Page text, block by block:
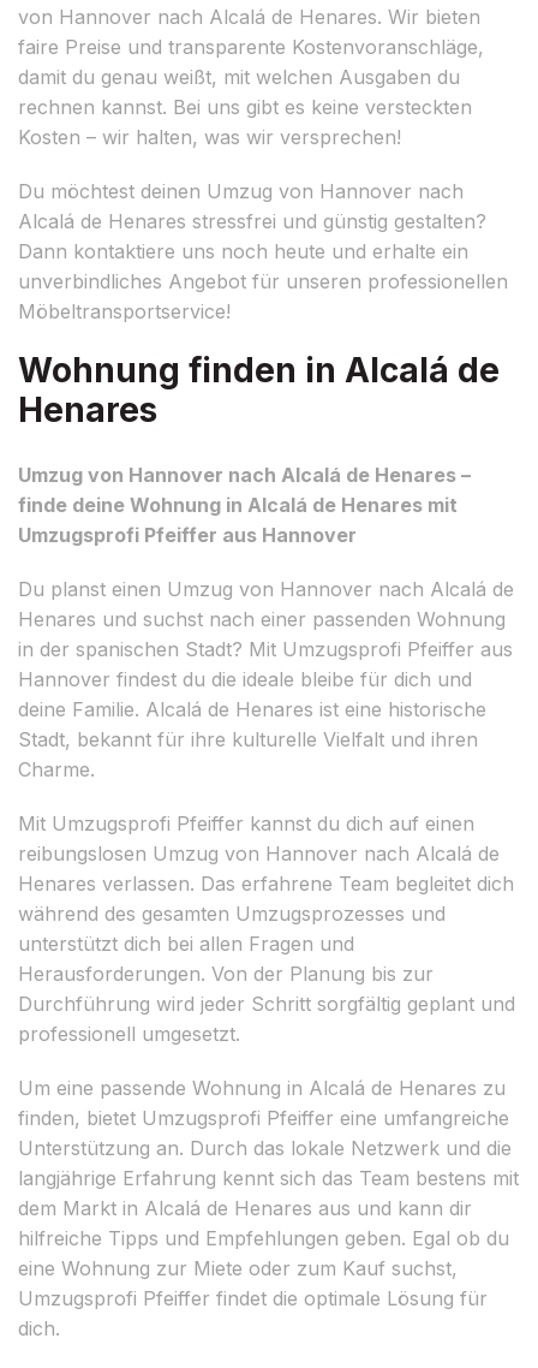
von Hannover nach Alcalá de Henares. Wir bieten
faire Preise und transparente Kostenvoranschläge,
damit du genau weißt, mit welchen Ausgaben du
rechnen kannst. Bei uns gibt es keine versteckten
Kosten – wir halten, was wir versprechen!
Du möchtest deinen Umzug von Hannover nach
Alcalá de Henares stressfrei und günstig gestalten?
Dann kontaktiere uns noch heute und erhalte ein
unverbindliches Angebot für unseren professionellen
Möbeltransportservice!
Wohnung finden in Alcalá de
Henares
Umzug von Hannover nach Alcalá de Henares –
finde deine Wohnung in Alcalá de Henares mit
Umzugsprofi Pfeiffer aus Hannover
Du planst einen Umzug von Hannover nach Alcalá de
Henares und suchst nach einer passenden Wohnung
in der spanischen Stadt? Mit Umzugsprofi Pfeiffer aus
Hannover findest du die ideale bleibe für dich und
deine Familie. Alcalá de Henares ist eine historische
Stadt, bekannt für ihre kulturelle Vielfalt und ihren
Charme.
Mit Umzugsprofi Pfeiffer kannst du dich auf einen
reibungslosen Umzug von Hannover nach Alcalá de
Henares verlassen. Das erfahrene Team begleitet dich
während des gesamten Umzugsprozesses und
unterstützt dich bei allen Fragen und
Herausforderungen. Von der Planung bis zur
Durchführung wird jeder Schritt sorgfältig geplant und
professionell umgesetzt.
Um eine passende Wohnung in Alcalá de Henares zu
finden, bietet Umzugsprofi Pfeiffer eine umfangreiche
Unterstützung an. Durch das lokale Netzwerk und die
langjährige Erfahrung kennt sich das Team bestens mit
dem Markt in Alcalá de Henares aus und kann dir
hilfreiche Tipps und Empfehlungen geben. Egal ob du
eine Wohnung zur Miete oder zum Kauf suchst,
Umzugsprofi Pfeiffer findet die optimale Lösung für
dich.